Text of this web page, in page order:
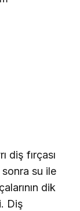
diş fırçası
sonra su ile
dik
Diş